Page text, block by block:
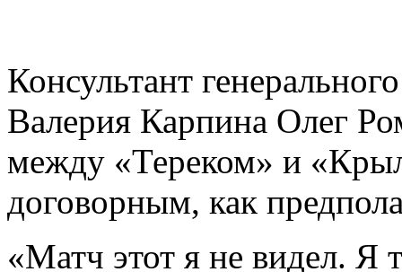
Консультант
Валерия Карпина Олег
между «Тереком» и
договорным, как
«Матч этот я не видел. Я